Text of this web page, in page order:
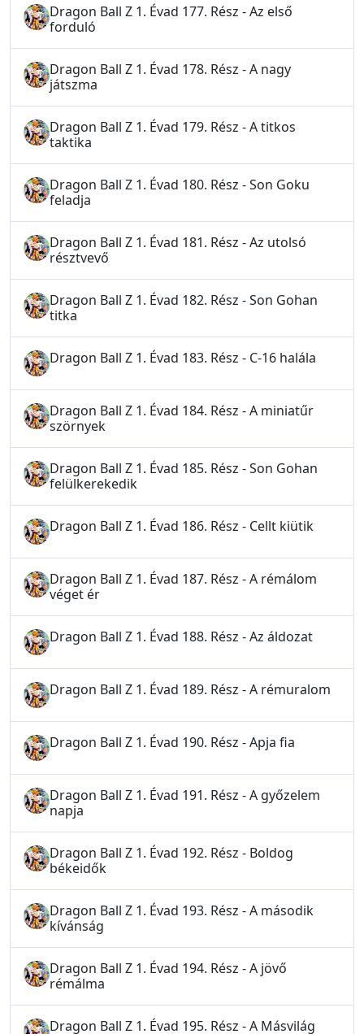
Dragon Ball Z 1. Évad 177. Rész - Az első
forduló
Dragon Ball Z 1. Évad 178. Rész - A nagy
játszma
Dragon Ball Z 1. Évad 179. Rész - A titkos
taktika
Dragon Ball Z 1. Évad 180. Rész - Son Goku
feladja
Dragon Ball Z 1. Évad 181. Rész - Az utolsó
résztvevő
Dragon Ball Z 1. Évad 182. Rész - Son Gohan
titka
Dragon Ball Z 1. Évad 183. Rész - C-16 halála
Dragon Ball Z 1. Évad 184. Rész - A miniatűr
szörnyek
Dragon Ball Z 1. Évad 185. Rész - Son Gohan
felülkerekedik
Dragon Ball Z 1. Évad 186. Rész - Cellt kiütik
Dragon Ball Z 1. Évad 187. Rész - A rémálom
véget ér
Dragon Ball Z 1. Évad 188. Rész - Az áldozat
Dragon Ball Z 1. Évad 189. Rész - A rémuralom
Dragon Ball Z 1. Évad 190. Rész - Apja fia
Dragon Ball Z 1. Évad 191. Rész - A győzelem
napja
Dragon Ball Z 1. Évad 192. Rész - Boldog
békeidők
Dragon Ball Z 1. Évad 193. Rész - A második
kívánság
Dragon Ball Z 1. Évad 194. Rész - A jövő
rémálma
Dragon Ball Z 1. Évad 195. Rész - A Másvilág